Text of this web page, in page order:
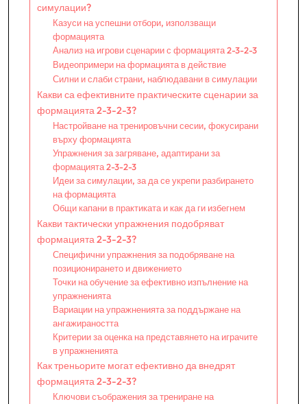
симулации?
Казуси на успешни отбори, използващи
формацията
Анализ на игрови сценарии с формацията 2-3-2-3
Видеопримери на формацията в действие
Силни и слаби страни, наблюдавани в симулации
Какви са ефективните практическите сценарии за
формацията 2-3-2-3?
Настройване на тренировъчни сесии, фокусирани
върху формацията
Упражнения за загряване, адаптирани за
формацията 2-3-2-3
Идеи за симулации, за да се укрепи разбирането
на формацията
Общи капани в практиката и как да ги избегнем
Какви тактически упражнения подобряват
формацията 2-3-2-3?
Специфични упражнения за подобряване на
позиционирането и движението
Точки на обучение за ефективно изпълнение на
упражненията
Вариации на упражненията за поддържане на
ангажираността
Критерии за оценка на представянето на играчите
в упражненията
Как треньорите могат ефективно да внедрят
формацията 2-3-2-3?
Ключови съображения за трениране на